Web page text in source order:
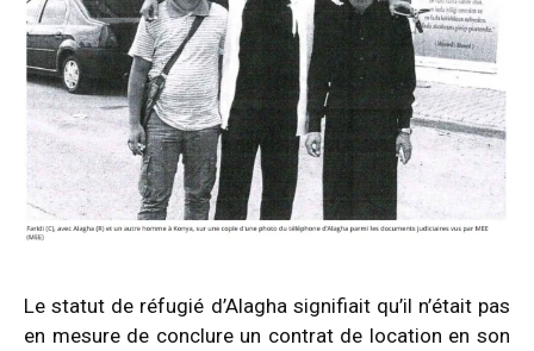
Le statut de réfugié d’Alagha signifiait qu’il n’était pas
en mesure de conclure un contrat de location en son